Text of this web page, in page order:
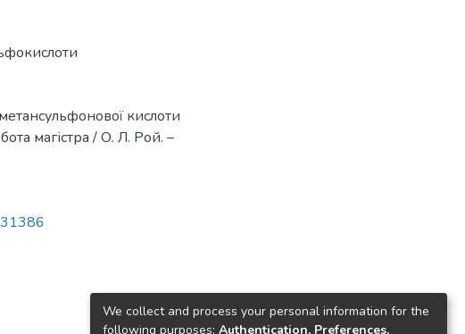
кислоти
магістра / О. Л. Рой. –
We collect and process your personal information for the
following purposes: Authentication, Preferences,